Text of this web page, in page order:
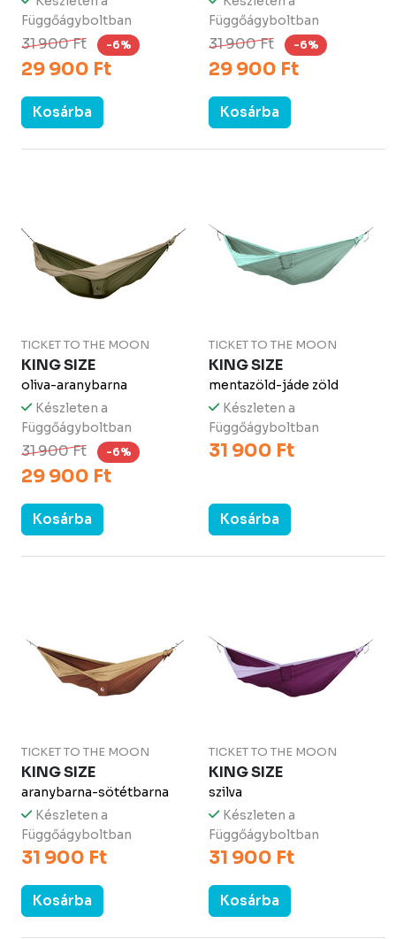
Függőágyboltban
31 900 Ft -6%
29 900 Ft
Kosárba
Függőágyboltban
31 900 Ft -6%
29 900 Ft
Kosárba
TICKET TO THE MOON
KING SIZE
oliva-aranybarna
Készleten a
Függőágyboltban
31 900 Ft -6%
29 900 Ft
Kosárba
TICKET TO THE MOON
KING SIZE
mentazöld-jáde zöld
Készleten a
Függőágyboltban
31 900 Ft
Kosárba
TICKET TO THE MOON
KING SIZE
aranybarna-sötétbarna
Készleten a
Függőágyboltban
31 900 Ft
Kosárba
TICKET TO THE MOON
KING SIZE
szilva
Készleten a
Függőágyboltban
31 900 Ft
Kosárba